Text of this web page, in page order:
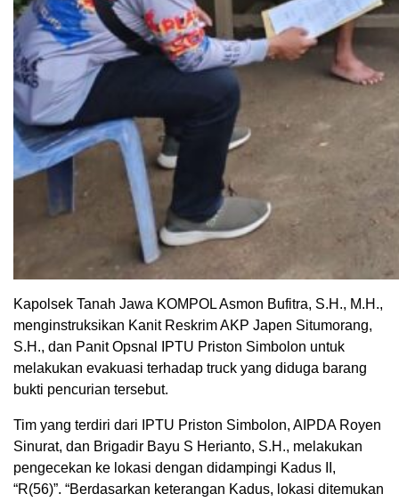
Kapolsek Tanah Jawa KOMPOL Asmon Bufitra, S.H., M.H.,
menginstruksikan Kanit Reskrim AKP Japen Situmorang,
S.H., dan Panit Opsnal IPTU Priston Simbolon untuk
melakukan evakuasi terhadap truck yang diduga barang
bukti pencurian tersebut.
Tim yang terdiri dari IPTU Priston Simbolon, AIPDA Royen
Sinurat, dan Brigadir Bayu S Herianto, S.H., melakukan
pengecekan ke lokasi dengan didampingi Kadus II,
“R(56)”. “Berdasarkan keterangan Kadus, lokasi ditemukan